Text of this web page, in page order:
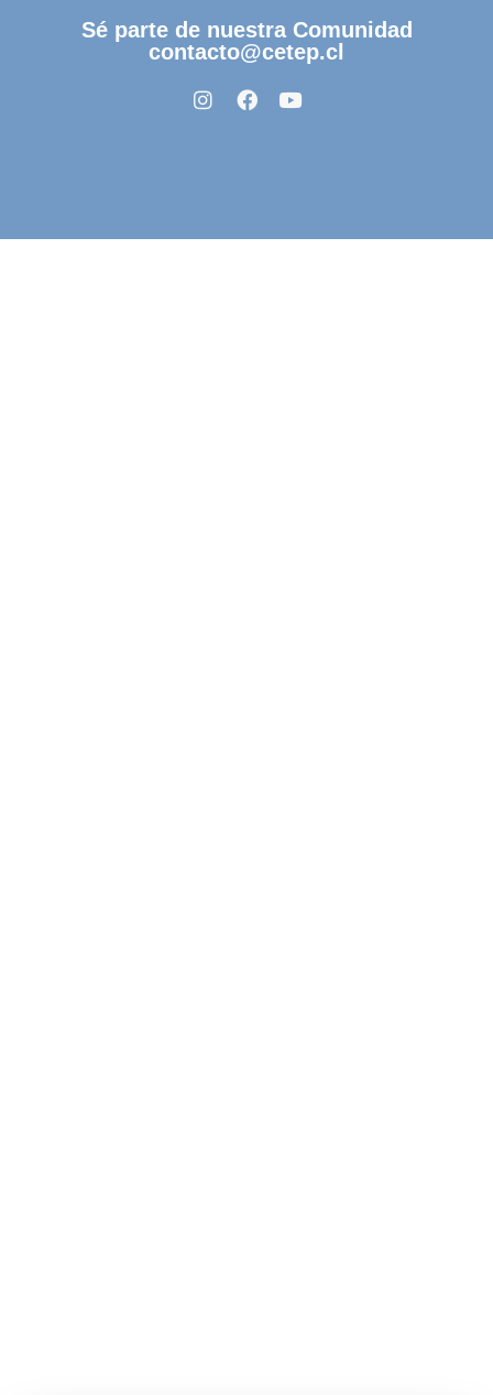
Sé parte de nuestra Comunidad
contacto@cetep.cl